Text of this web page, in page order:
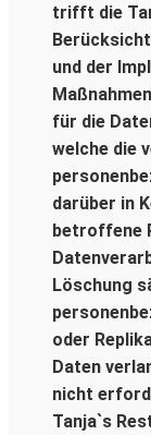
trifft die
und der
für die
welche die
darüber in
betroffene
Löschung
oder
Daten
nicht
Tanja`s